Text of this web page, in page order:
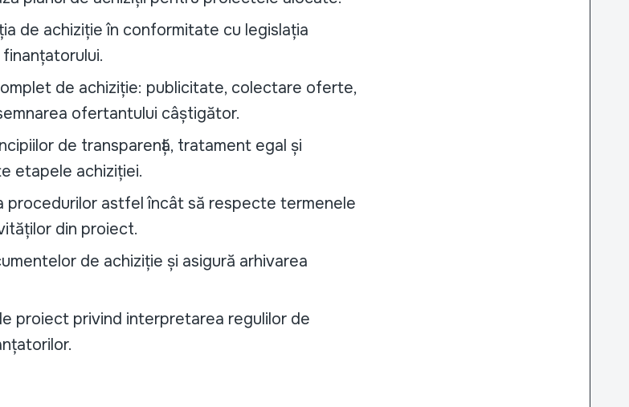
de achiziție în conformitate cu legislația
de achiziție: publicitate, colectare oferte,
ofertantului câștigător.
de transparență, tratament egal și
etapele achiziției.
procedurilor astfel încât să respecte termenele
din proiect.
de achiziție și asigură arhivarea
proiect privind interpretarea regulilor de